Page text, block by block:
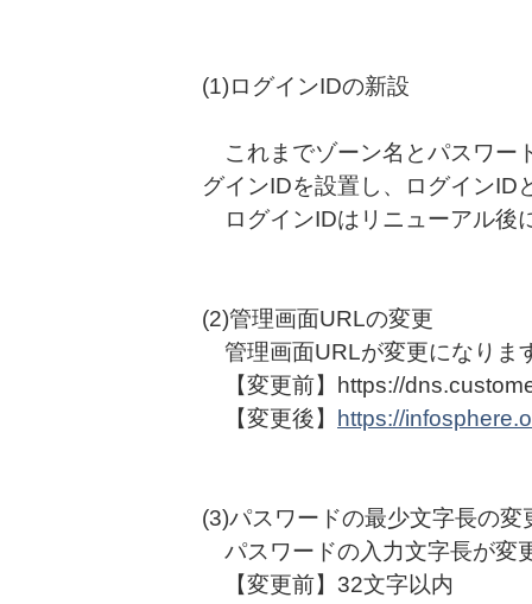
(1)ログインIDの新設
これまでゾーン名とパスワー
グインIDを設置し、ログインID
ログインIDはリニューアル後
(2)管理画面URLの変更
管理画面URLが変更になりま
【変更前】https://
【変更後】
https://
(3)パスワードの最少文字長の変
パスワードの入力文字長が変
【変更前】32文字以内